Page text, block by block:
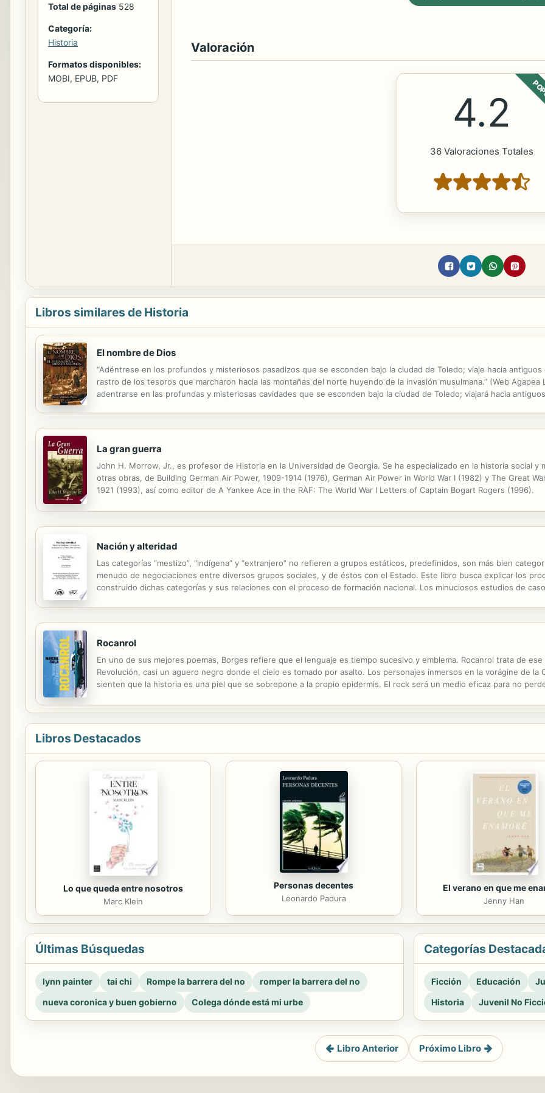
Total de páginas 528
Categoría:
Historia
Formatos disponibles:
MOBI, EPUB, PDF
Valoración
4.2
36 Valoraciones Totales
Libros similares de Historia
El nombre de Dios
“Adéntrese en los profundos y misteriosos pasadizos que se esconden bajo la ciudad de Toledo; viaje hacia
rastro de los tesoros que marcharon hacia las montañas del norte huyendo de la invasión musulmana.” (Web
adentrarse en las profundas y misteriosas cavidades que se esconden bajo la ciudad de Toledo; viajará hacia
La gran guerra
John H. Morrow, Jr., es profesor de Historia en la Universidad de Georgia. Se ha especializado en la historia social
otras obras, de Building German Air Power, 1909-1914 (1976), German Air Power in World War I (1982) y The Great
1921 (1993), así como editor de A Yankee Ace in the RAF: The World War I Letters of Captain Bogart Rogers (1996).
Nación y alteridad
Las categorías “mestizo”, “indígena” y “extranjero” no refieren a grupos estáticos, predefinidos, son más bien
menudo de negociaciones entre diversos grupos sociales, y de éstos con el Estado. Este libro busca explicar los
construido dichas categorías y sus relaciones con el proceso de formación nacional. Los minuciosos estudios de
Rocanrol
En uno de sus mejores poemas, Borges refiere que el lenguaje es tiempo sucesivo y emblema. Rocanrol trata de
Revolución, casi un aguero negro donde el cielo es tomado por asalto. Los personajes inmersos en la vorágine de la
sienten que la historia es una piel que se sobrepone a la propio epidermis. El rock será un medio eficaz para no
Libros Destacados
Lo que queda entre nosotros
Marc Klein
Personas decentes
Leonardo Padura
El verano en que me
Jenny Han
Últimas Búsquedas
lynn painter tai chi Rompe la barrera del no
romper la barrera del no
nueva coronica y buen gobierno
Colega dónde está mi urbe
Categorías
Ficción Educación
Historia
Juvenil No
Libro Anterior Próximo Libro